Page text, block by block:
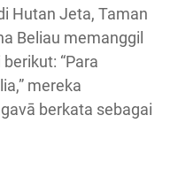
Hutan Jeta, Taman
Beliau memanggil
“Para
mereka
berkata sebagai